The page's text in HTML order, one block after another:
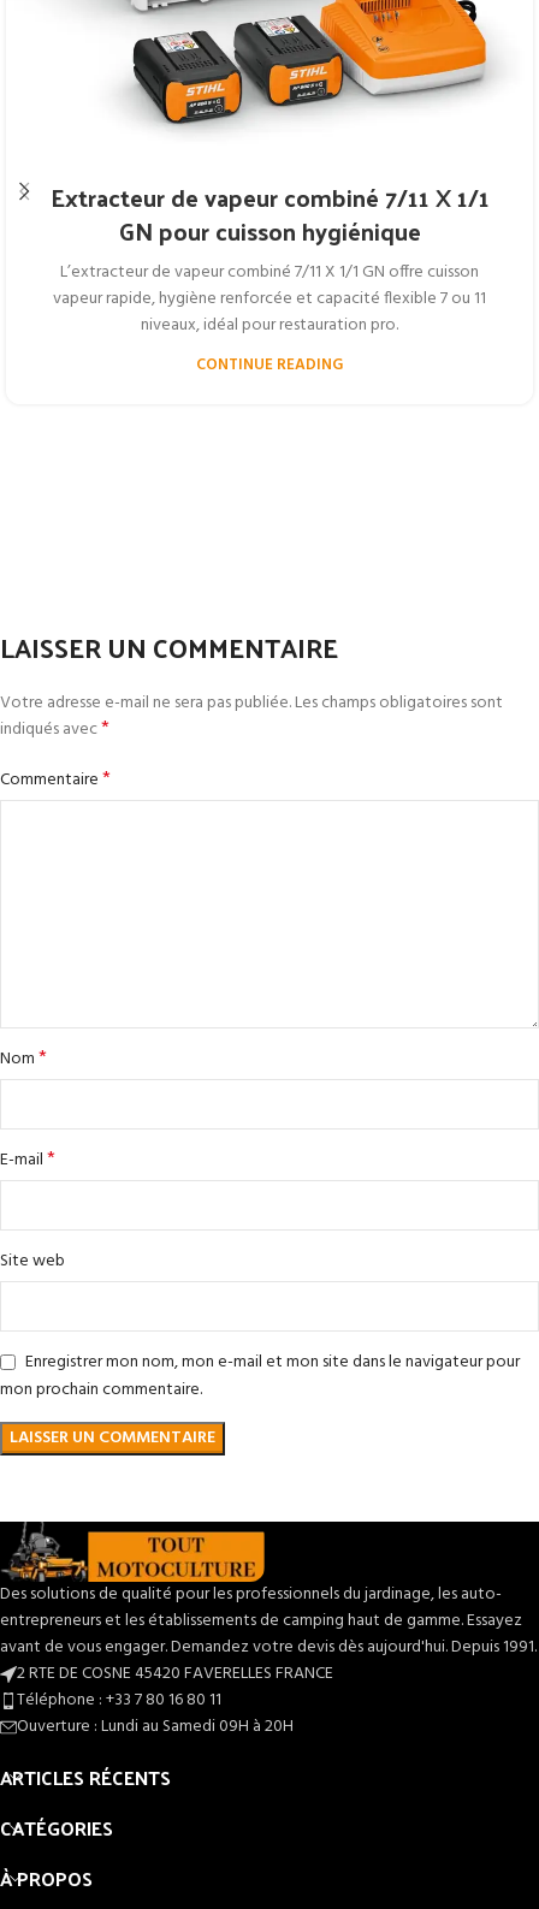
Extracteur de vapeur combiné 7/11 X 1/1
GN pour cuisson hygiénique
L’extracteur de vapeur combiné 7/11 X 1/1 GN offre cuisson
vapeur rapide, hygiène renforcée et capacité flexible 7 ou 11
niveaux, idéal pour restauration pro.
CONTINUE READING
LAISSER UN COMMENTAIRE
Votre adresse e-mail ne sera pas publiée.Les champs obligatoires sont
indiqués avec*
Commentaire*
Nom*
E-mail*
Site web
Enregistrer mon nom, mon e-mail et mon site dans le navigateur pour
mon prochain commentaire.
Des solutions de qualité pour les professionnels du jardinage, les auto-
entrepreneurs et les établissements de camping haut de gamme. Essayez
avant de vous engager. Demandez votre devis dès aujourd'hui. Depuis 1991.
2 RTE DE COSNE 45420 FAVERELLES FRANCE
Téléphone : +33 7 80 16 80 11
Ouverture : Lundi au Samedi 09H à 20H
ARTICLES RÉCENTS
CATÉGORIES
À PROPOS